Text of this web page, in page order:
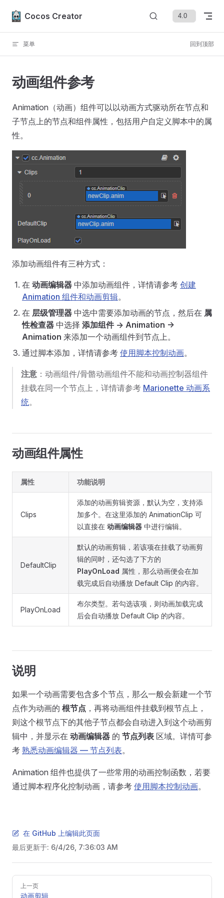
Skip to content
Cocos Creator
菜单 回到顶部
动画组件参考
Animation（动画）组件可以以动画方式驱动所在节点和
子节点上的节点和组件属性，包括用户自定义脚本中的属
性。
添加动画组件有三种方式：
在 动画编辑器 中添加动画组件，详情请参考 创建
Animation 组件和动画剪辑。
在 层级管理器 中选中需要添加动画的节点，然后在 属
性检查器 中选择 添加组件 -> Animation ->
Animation 来添加一个动画组件到节点上。
通过脚本添加，详情请参考 使用脚本控制动画。
注意 ：动画组件/骨骼动画组件不能和动画控制器组件
挂载在同一个节点上，详情请参考 Marionette 动画系
统。
动画组件属性
属性 功能说明
Clips
添加的动画剪辑资源，默认为空，支持添
加多个。在这里添加的 AnimationClip 可
以直接在 动画编辑器 中进行编辑。
DefaultClip
默认的动画剪辑，若该项在挂载了动画剪
辑的同时，还勾选了下方的
PlayOnLoad 属性，那么动画便会在加
载完成后自动播放 Default Clip 的内容。
PlayOnLoad
布尔类型。若勾选该项，则动画加载完成
后会自动播放 Default Clip 的内容。
说明
如果一个动画需要包含多个节点，那么一般会新建一个节
点作为动画的 根节点 ，再将动画组件挂载到根节点上，
则这个根节点下的其他子节点都会自动进入到这个动画剪
辑中，并显示在 动画编辑器 的 节点列表 区域。详情可参
考 熟悉动画编辑器 — 节点列表。
Animation 组件也提供了一些常用的动画控制函数，若要
通过脚本程序化控制动画，请参考 使用脚本控制动画。
在 GitHub 上编辑此页面
最后更新于: 6/4/26, 7:36:03 AM
Pager
上一页
动画剪辑